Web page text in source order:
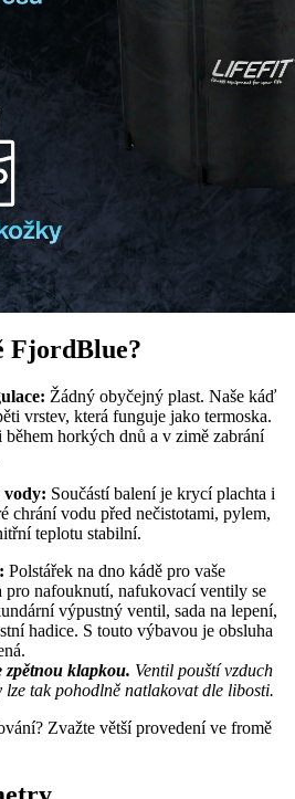
FjordBlue?
Žádný obyčejný plast. Naše káď
vrstev, která funguje jako termoska.
horkých dnů a v zimě zabrání
vody: Součástí balení je krycí plachta i
chrání vodu před nečistotami, pylem,
teplotu stabilní.
Polstářek na dno kádě pro vaše
pro nafouknutí, nafukovací ventily se
výpustný ventil, sada na lepení,
hadice. S touto výbavou je obsluha
zpětnou klapkou. Ventil pouští vzduch
tak pohodlně natlakovat dle libosti.
Zvažte větší provedení ve fromě